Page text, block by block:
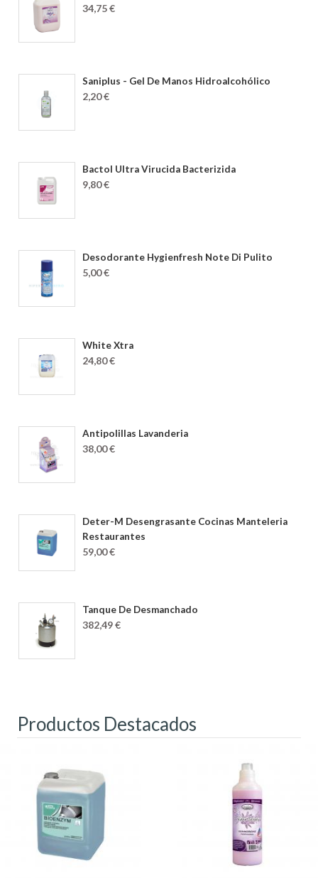
34,75 €
Saniplus - Gel De Manos Hidroalcohólico
2,20 €
Bactol Ultra Virucida Bacterizida
9,80 €
Desodorante Hygienfresh Note Di Pulito
5,00 €
White Xtra
24,80 €
Antipolillas Lavanderia
38,00 €
Deter-M Desengrasante Cocinas Manteleria
Restaurantes
59,00 €
Tanque De Desmanchado
382,49 €
Productos Destacados